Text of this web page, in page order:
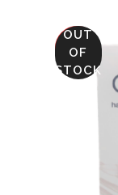
SALE
OUT
OF
STOCK